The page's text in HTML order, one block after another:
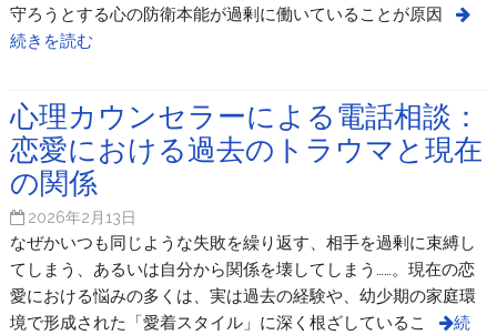
守ろうとする心の防衛本能が過剰に働いていることが原因
続きを読む
心理カウンセラーによる電話相談：
恋愛における過去のトラウマと現在
の関係
2026年2月13日
なぜかいつも同じような失敗を繰り返す、相手を過剰に束縛し
てしまう、あるいは自分から関係を壊してしまう……。現在の恋
愛における悩みの多くは、実は過去の経験や、幼少期の家庭環
境で形成された「愛着スタイル」に深く根ざしているこ
続